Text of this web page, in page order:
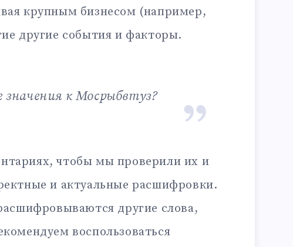
крупным бизнесом (например,
другие события и факторы.
значения к Мосрыбвтуз?
чтобы мы проверили их и
и актуальные расшифровки.
другие слова,
воспользоваться